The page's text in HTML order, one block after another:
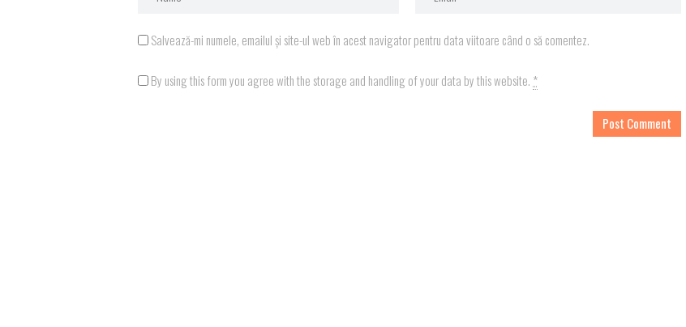
Salvează-mi numele, emailul și site-ul web în acest navigator pentru data viitoare când o să comentez.
By using this form you agree with the storage and handling of your data by this website. *